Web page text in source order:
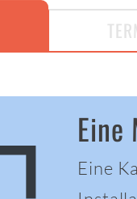
Eine
Eine